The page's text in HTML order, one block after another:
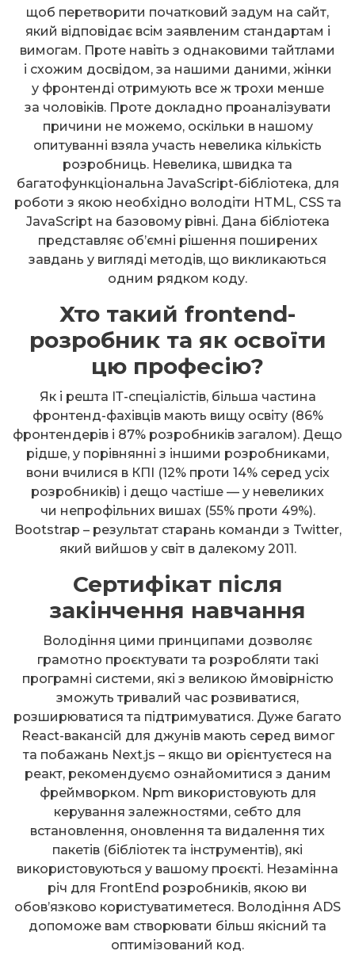
щоб перетворити початковий задум на сайт,
який відповідає всім заявленим стандартам і
вимогам. Проте навіть з однаковими тайтлами
і схожим досвідом, за нашими даними, жінки
у фронтенді отримують все ж трохи менше
за чоловіків. Проте докладно проаналізувати
причини не можемо, оскільки в нашому
опитуванні взяла участь невелика кількість
розробниць. Невелика, швидка та
багатофункціональна JavaScript-бібліотека, для
роботи з якою необхідно володіти HTML, CSS та
JavaScript на базовому рівні. Дана бібліотека
представляє об’ємні рішення поширених
завдань у вигляді методів, що викликаються
одним рядком коду.
Хто такий frontend-
розробник та як освоїти
цю професію?
Як і решта ІТ-спеціалістів, більша частина
фронтенд-фахівців мають вищу освіту (86%
фронтендерів і 87% розробників загалом). Дещо
рідше, у порівнянні з іншими розробниками,
вони вчилися в КПІ (12% проти 14% серед усіх
розробників) і дещо частіше — у невеликих
чи непрофільних вишах (55% проти 49%).
Bootstrap – результат старань команди з Twitter,
який вийшов у світ в далекому 2011.
Сертифікат після
закінчення навчання
Володіння цими принципами дозволяє
грамотно проєктувати та розробляти такі
програмні системи, які з великою ймовірністю
зможуть тривалий час розвиватися,
розширюватися та підтримуватися. Дуже багато
React-вакансій для джунів мають серед вимог
та побажань Next.js – якщо ви орієнтуєтеся на
реакт, рекомендуємо ознайомитися з даним
фреймворком. Npm використовують для
керування залежностями, себто для
встановлення, оновлення та видалення тих
пакетів (бібліотек та інструментів), які
використовуються у вашому проєкті. Незамінна
річ для FrontEnd розробників, якою ви
обов’язково користуватиметеся. Володіння ADS
допоможе вам створювати більш якісний та
оптимізований код.